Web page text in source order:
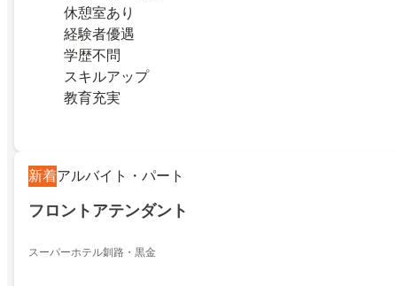
休憩室あり
経験者優遇
学歴不問
スキルアップ
教育充実
新着アルバイト・パート
フロントアテンダント
スーパーホテル釧路・黒金